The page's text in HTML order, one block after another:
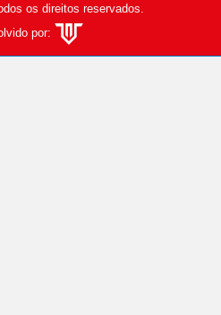
os direitos reservados.
por: